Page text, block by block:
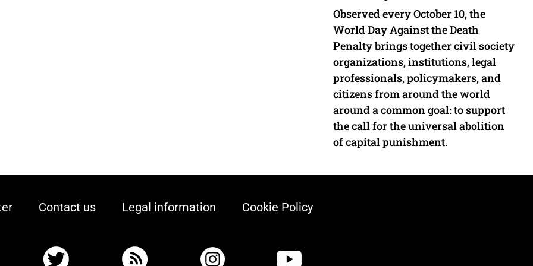
Observed every October 10, the
World Day Against the Death
Penalty brings together civil society
organizations, institutions, legal
professionals, policymakers, and
citizens from around the world
around a common goal: to support
the call for the universal abolition
of capital punishment.
Contact us Legal information Cookie Policy